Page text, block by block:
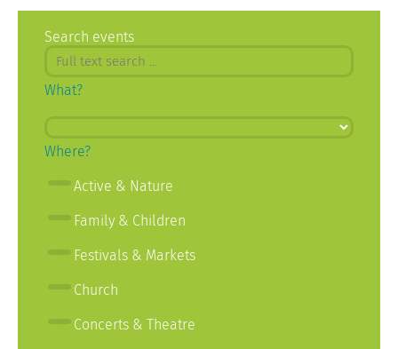
Search events
What?
Where?
Active & Nature
Family & Children
Festivals & Markets
Church
Concerts & Theatre